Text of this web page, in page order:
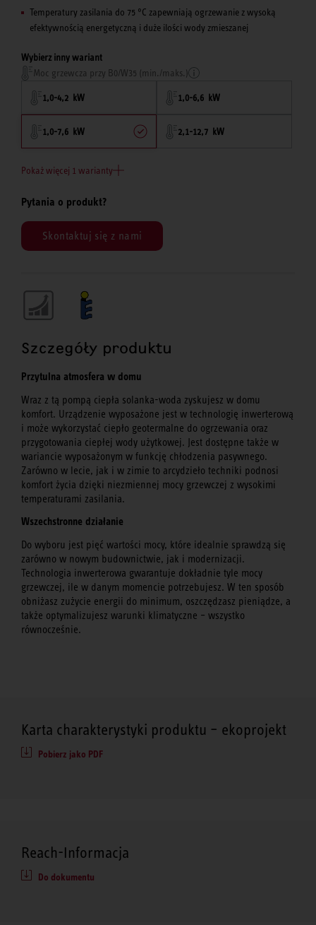
Temperatury zasilania do 75 °C zapewniają ogrzewanie z wysoką
efektywnością energetyczną i duże ilości wody zmieszanej
Wybierz inny wariant
Moc grzewcza przy B0/W35 (min./maks.)
1,0-4,2 kW 1,0-6,6 kW
1,0-7,6 kW 2,1-12,7 kW
Pokaż więcej 1 warianty
Pytania o produkt?
Skontaktuj się z nami
Szczegóły produktu
Przytulna atmosfera w domu
Wraz z tą pompą ciepła solanka-woda zyskujesz w domu
komfort. Urządzenie wyposażone jest w technologię inwerterową
i może wykorzystać ciepło geotermalne do ogrzewania oraz
przygotowania ciepłej wody użytkowej. Jest dostępne także w
wariancie wyposażonym w funkcję chłodzenia pasywnego.
Zarówno w lecie, jak i w zimie to arcydzieło techniki podnosi
komfort życia dzięki niezmiennej mocy grzewczej z wysokimi
temperaturami zasilania.
Wszechstronne działanie
Do wyboru jest pięć wartości mocy, które idealnie sprawdzą się
zarówno w nowym budownictwie, jak i modernizacji.
Technologia inwerterowa gwarantuje dokładnie tyle mocy
grzewczej, ile w danym momencie potrzebujesz. W ten sposób
obniżasz zużycie energii do minimum, oszczędzasz pieniądze, a
także optymalizujesz warunki klimatyczne – wszystko
równocześnie.
Karta charakterystyki produktu – ekoprojekt
Pobierz jako PDF
Reach-Informacja
Do dokumentu